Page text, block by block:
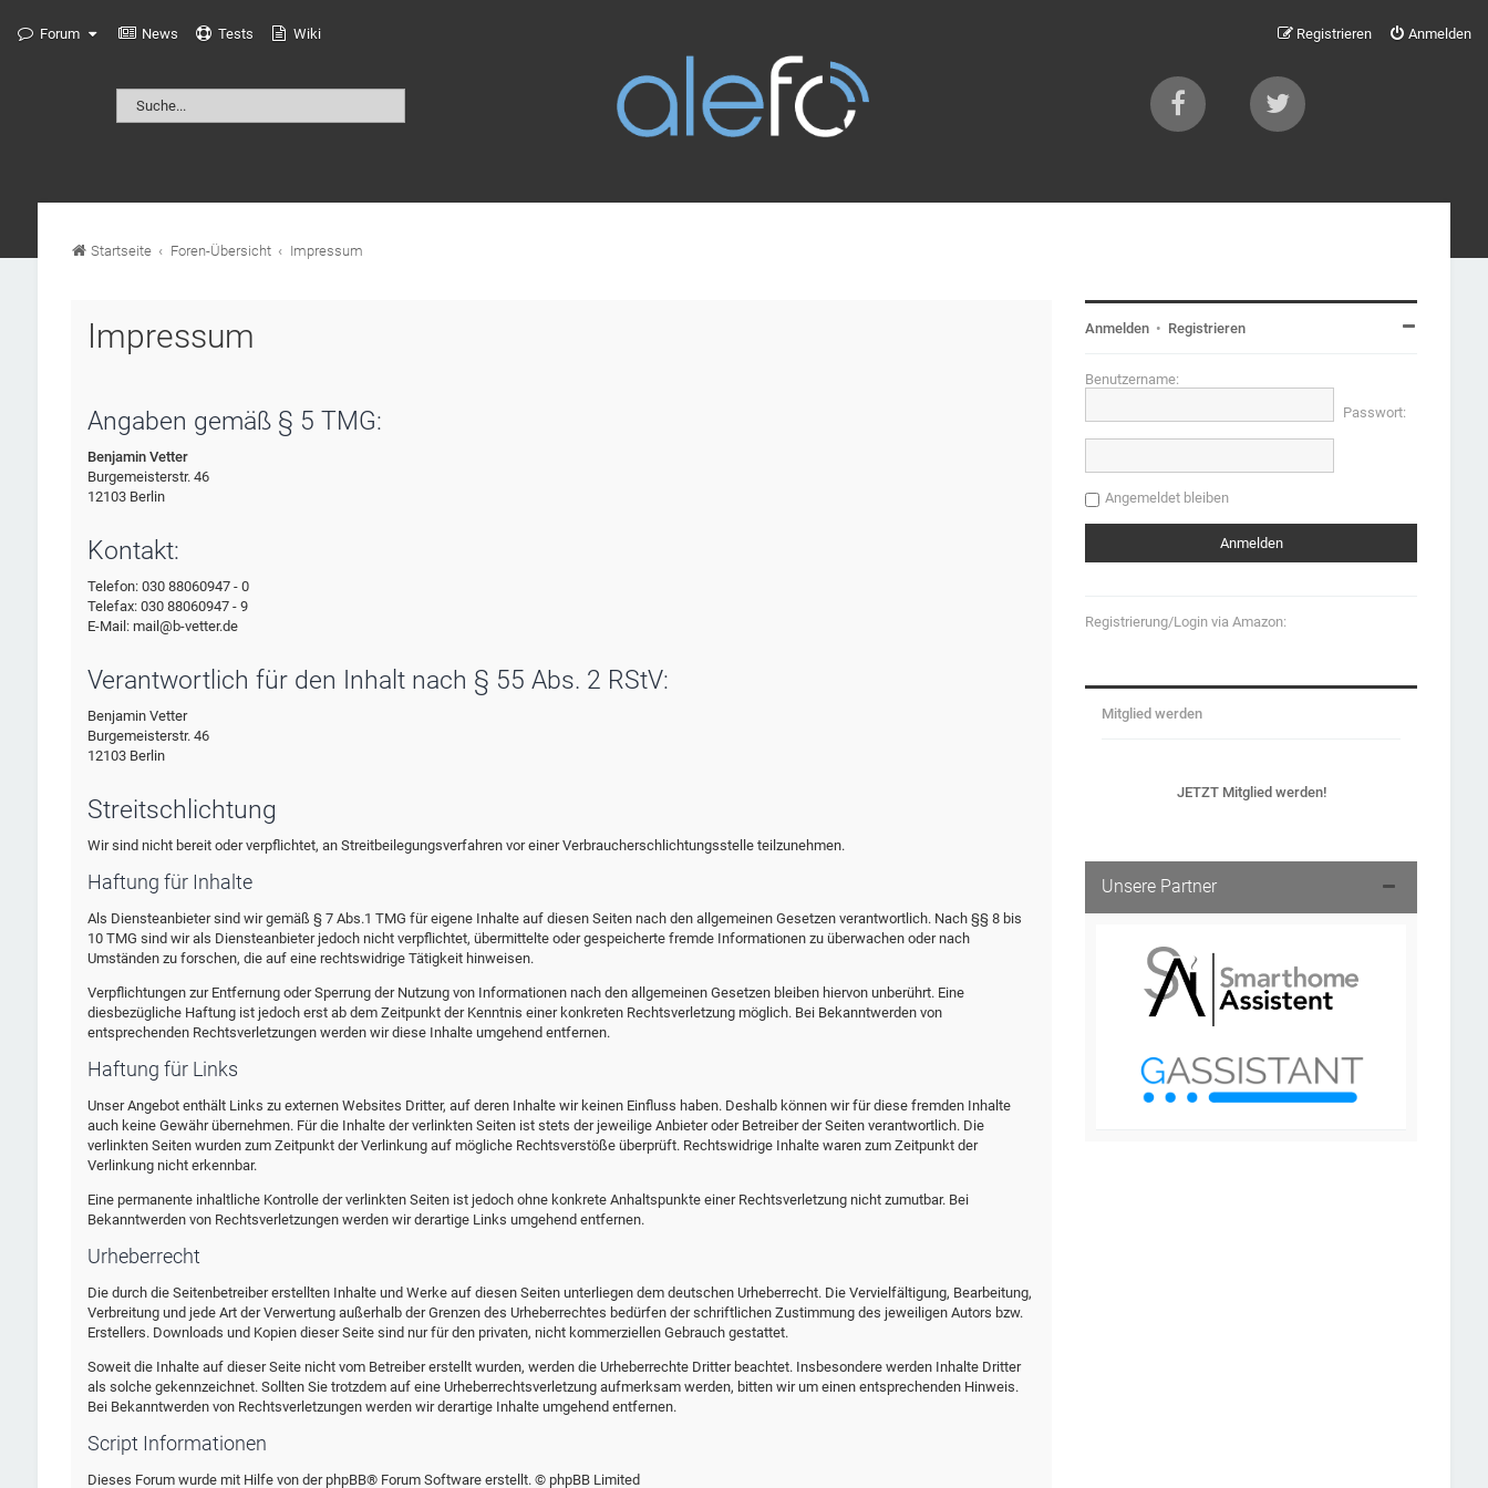
Forum News Tests Wiki Anmelden
Registrieren
Startseite Foren-Übersicht Impressum
Impressum
Angaben gemäß § 5 TMG:
Benjamin Vetter
Burgemeisterstr. 46
12103 Berlin
Kontakt:
Telefon: 030 88060947 - 0
Telefax: 030 88060947 - 9
E-Mail: mail@b-vetter.de
Verantwortlich für den Inhalt nach § 55 Abs. 2 RStV:
Benjamin Vetter
Burgemeisterstr. 46
12103 Berlin
Streitschlichtung
Wir sind nicht bereit oder verpflichtet, an Streitbeilegungsverfahren vor einer Verbraucherschlichtungsstelle teilzunehmen.
Haftung für Inhalte
Als Diensteanbieter sind wir gemäß § 7 Abs.1 TMG für eigene Inhalte auf diesen Seiten nach den allgemeinen Gesetzen verantwortlich. Nach §§ 8 bis
10 TMG sind wir als Diensteanbieter jedoch nicht verpflichtet, übermittelte oder gespeicherte fremde Informationen zu überwachen oder nach
Umständen zu forschen, die auf eine rechtswidrige Tätigkeit hinweisen.
Verpflichtungen zur Entfernung oder Sperrung der Nutzung von Informationen nach den allgemeinen Gesetzen bleiben hiervon unberührt. Eine
diesbezügliche Haftung ist jedoch erst ab dem Zeitpunkt der Kenntnis einer konkreten Rechtsverletzung möglich. Bei Bekanntwerden von
entsprechenden Rechtsverletzungen werden wir diese Inhalte umgehend entfernen.
Haftung für Links
Unser Angebot enthält Links zu externen Websites Dritter, auf deren Inhalte wir keinen Einfluss haben. Deshalb können wir für diese fremden Inhalte
auch keine Gewähr übernehmen. Für die Inhalte der verlinkten Seiten ist stets der jeweilige Anbieter oder Betreiber der Seiten verantwortlich. Die
verlinkten Seiten wurden zum Zeitpunkt der Verlinkung auf mögliche Rechtsverstöße überprüft. Rechtswidrige Inhalte waren zum Zeitpunkt der
Verlinkung nicht erkennbar.
Eine permanente inhaltliche Kontrolle der verlinkten Seiten ist jedoch ohne konkrete Anhaltspunkte einer Rechtsverletzung nicht zumutbar. Bei
Bekanntwerden von Rechtsverletzungen werden wir derartige Links umgehend entfernen.
Urheberrecht
Die durch die Seitenbetreiber erstellten Inhalte und Werke auf diesen Seiten unterliegen dem deutschen Urheberrecht. Die Vervielfältigung, Bearbeitung,
Verbreitung und jede Art der Verwertung außerhalb der Grenzen des Urheberrechtes bedürfen der schriftlichen Zustimmung des jeweiligen Autors bzw.
Erstellers. Downloads und Kopien dieser Seite sind nur für den privaten, nicht kommerziellen Gebrauch gestattet.
Soweit die Inhalte auf dieser Seite nicht vom Betreiber erstellt wurden, werden die Urheberrechte Dritter beachtet. Insbesondere werden Inhalte Dritter
als solche gekennzeichnet. Sollten Sie trotzdem auf eine Urheberrechtsverletzung aufmerksam werden, bitten wir um einen entsprechenden Hinweis.
Bei Bekanntwerden von Rechtsverletzungen werden wir derartige Inhalte umgehend entfernen.
Script Informationen
Dieses Forum wurde mit Hilfe von der phpBB® Forum Software erstellt. © phpBB Limited
Anmelden • Registrieren
Benutzername:
Passwort:
Angemeldet bleiben
Registrierung/Login via Amazon:
Mitglied werden
JETZT Mitglied werden!
Unsere Partner